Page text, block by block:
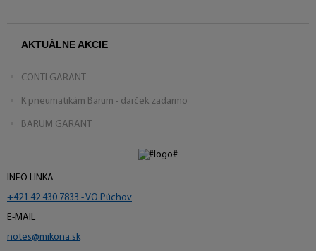
AKTUÁLNE AKCIE
CONTI GARANT
K pneumatikám Barum - darček zadarmo
BARUM GARANT
INFO LINKA
+421 42 430 7833 - VO Púchov
E-MAIL
notes@mikona.sk